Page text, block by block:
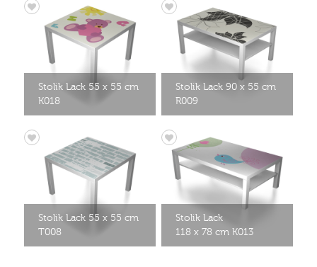
Stolik Lack 55 x 55 cm
K018
Stolik Lack 90 x 55 cm
R009
Stolik Lack 55 x 55 cm
T008
Stolik Lack
118 x 78 cm K013